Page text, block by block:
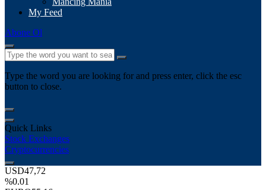
My Feed
Abone Ol
Type the word you are looking for and press enter, click the esc
button to close.
Quick Links
Stock Exchanges
Cryptocurrencies
USD47,72
%0.01